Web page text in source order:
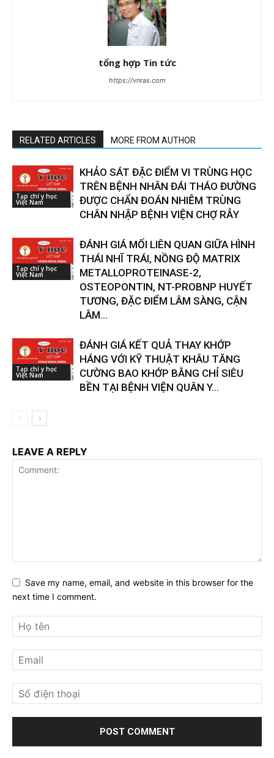
tổng hợp Tin tức
https://vnras.com
RELATED ARTICLES MORE FROM AUTHOR
Tạp chí y học
Việt Nam
KHẢO SÁT ĐẶC ĐIỂM VI TRÙNG HỌC
TRÊN BỆNH NHÂN ĐÁI THÁO ĐƯỜNG
ĐƯỢC CHẨN ĐOÁN NHIỄM TRÙNG
CHÂN NHẬP BỆNH VIỆN CHỢ RẪY
Tạp chí y học
Việt Nam
ĐÁNH GIÁ MỐI LIÊN QUAN GIỮA HÌNH
THÁI NHĨ TRÁI, NỒNG ĐỘ MATRIX
METALLOPROTEINASE-2,
OSTEOPONTIN, NT-PROBNP HUYẾT
TƯƠNG, ĐẶC ĐIỂM LÂM SÀNG, CẬN
LÂM...
Tạp chí y học
Việt Nam
ĐÁNH GIÁ KẾT QUẢ THAY KHỚP
HÁNG VỚI KỸ THUẬT KHÂU TĂNG
CƯỜNG BAO KHỚP BẰNG CHỈ SIÊU
BỀN TẠI BỆNH VIỆN QUÂN Y...
LEAVE A REPLY
Save my name, email, and website in this browser for the
next time I comment.